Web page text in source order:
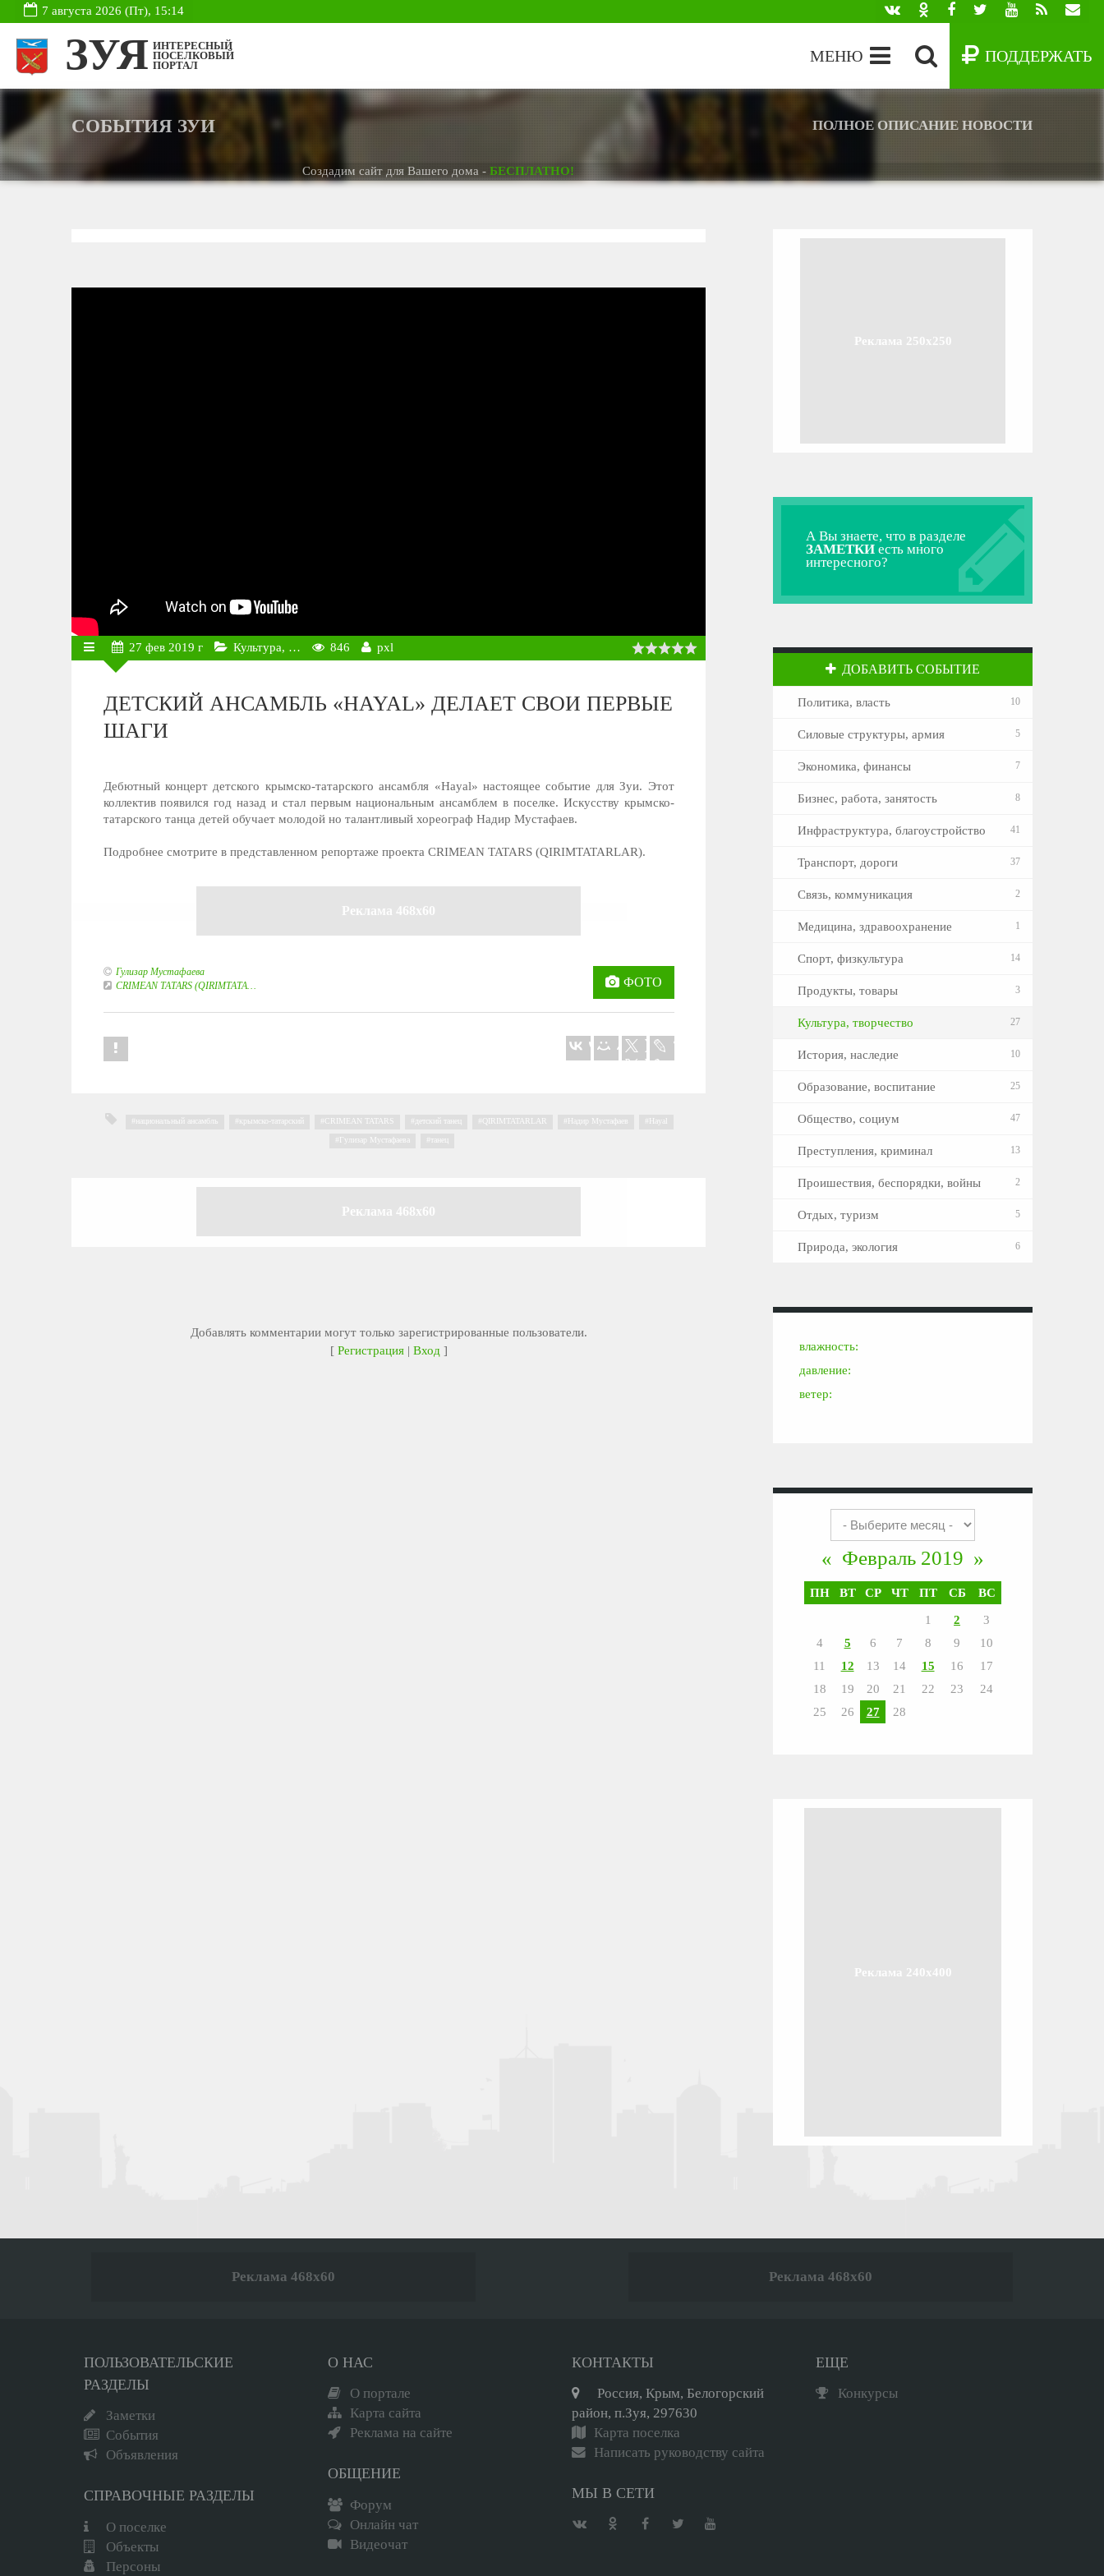
7 августа 2026 (Пт), 15:14
ЗУЯ ИНТЕРЕСНЫЙ
ПОСЕЛКОВЫЙ
ПОРТАЛ
ПОДДЕРЖАТЬ
МЕНЮ
СОБЫТИЯ ЗУИ ПОЛНОЕ ОПИСАНИЕ НОВОСТИ
Создадим сайт для Вашего дома -БЕСПЛАТНО!
27 фев 2019 г Культура, … 846 pxl
ДЕТСКИЙ АНСАМБЛЬ «HAYAL» ДЕЛАЕТ СВОИ ПЕРВЫЕ
ШАГИ
Дебютный концерт детского крымско-татарского ансамбля «Hayal» настоящее событие для Зуи. Этот
коллектив появился год назад и стал первым национальным ансамблем в поселке. Искусству крымско-
татарского танца детей обучает молодой но талантливый хореограф Надир Мустафаев.
Подробнее смотрите в представленном репортаже проекта CRIMEAN TATARS (QIRIMTATARLAR).
Реклама 468x60
Гулизар Мустафаева
CRIMEAN TATARS (QIRIMTATA…
ФОТО
национальный ансамбль крымско-татарский CRIMEAN TATARS детский танец QIRIMTATARLAR Надир Мустафаев Hayal
Гулизар Мустафаева танец
Реклама 468x60
Добавлять комментарии могут только зарегистрированные пользователи.
[ Регистрация| Вход ]
Реклама 250x250
А Вы знаете, что в разделе
ЗАМЕТКИ есть много
интересного?
ДОБАВИТЬ СОБЫТИЕ
Политика, власть 10
Силовые структуры, армия 5
Экономика, финансы 7
Бизнес, работа, занятость 8
Инфраструктура, благоустройство 41
Транспорт, дороги 37
Связь, коммуникация 2
Медицина, здравоохранение 1
Спорт, физкультура 14
Продукты, товары 3
Культура, творчество 27
История, наследие 10
Образование, воспитание 25
Общество, социум 47
Преступления, криминал 13
Проишествия, беспорядки, войны 2
Отдых, туризм 5
Природа, экология 6
влажность:
давление:
ветер:
« Февраль 2019 »
ПН ВТ СР ЧТ ПТ СБ ВС
1 2
3
4
5 6 7 8 9
10
11
12 13 14 15 16
17
18
19 20 21 22 23
24
25
26 27 28
Реклама 240x400
Реклама 468x60 Реклама 468x60
ПОЛЬЗОВАТЕЛЬСКИЕ
РАЗДЕЛЫ
Заметки
События
Объявления
СПРАВОЧНЫЕ РАЗДЕЛЫ
О поселке
Объекты
Персоны
О НАС
О портале
Карта сайта
Реклама на сайте
ОБЩЕНИЕ
Форум
Онлайн чат
Видеочат
КОНТАКТЫ
Россия, Крым, Белогорский
район, п.Зуя, 297630
Карта поселка
Написать руководству сайта
МЫ В СЕТИ
ЕЩЕ
Конкурсы